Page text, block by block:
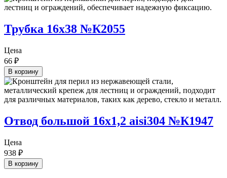
Трубка 16х38 №К2055
Цена
66 ₽
В корзину
Отвод большой 16х1,2 aisi304 №К1947
Цена
938 ₽
В корзину